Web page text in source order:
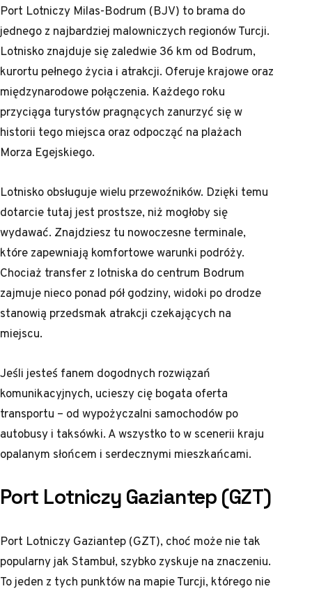
Port Lotniczy Milas-Bodrum (BJV) to brama do
jednego z najbardziej malowniczych regionów Turcji.
Lotnisko znajduje się zaledwie 36 km od Bodrum,
kurortu pełnego życia i atrakcji. Oferuje krajowe oraz
międzynarodowe połączenia. Każdego roku
przyciąga turystów pragnących zanurzyć się w
historii tego miejsca oraz odpocząć na plażach
Morza Egejskiego.
Lotnisko obsługuje wielu przewoźników. Dzięki temu
dotarcie tutaj jest prostsze, niż mogłoby się
wydawać. Znajdziesz tu nowoczesne terminale,
które zapewniają komfortowe warunki podróży.
Chociaż transfer z lotniska do centrum Bodrum
zajmuje nieco ponad pół godziny, widoki po drodze
stanowią przedsmak atrakcji czekających na
miejscu.
Jeśli jesteś fanem dogodnych rozwiązań
komunikacyjnych, ucieszy cię bogata oferta
transportu – od wypożyczalni samochodów po
autobusy i taksówki. A wszystko to w scenerii kraju
opalanym słońcem i serdecznymi mieszkańcami.
Port Lotniczy Gaziantep (GZT)
Port Lotniczy Gaziantep (GZT), choć może nie tak
popularny jak Stambuł, szybko zyskuje na znaczeniu.
To jeden z tych punktów na mapie Turcji, którego nie